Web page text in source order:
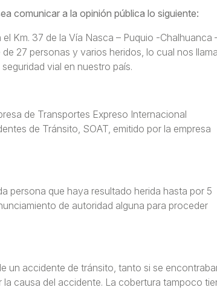
comunicar a la opinión pública lo siguiente:
Km. 37 de la Vía Nasca – Puquio -Chalhuanca
27 personas y varios heridos, lo cual nos
vial en nuestro país.
de Transportes Expreso Internacional
de Tránsito, SOAT, emitido por la empresa
persona que haya resultado herida hasta por 5
de autoridad alguna para proceder
un accidente de tránsito, tanto si se
causa del accidente. La cobertura tampoco